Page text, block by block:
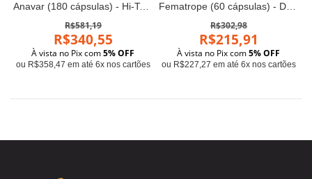
Anavar (180 cápsulas) - Hi-Tech Pharma
R$581,19
R$340,55
À vista no Pix com5% OFF
ou R$358,47 em até 6x nos cartões
Fematrope (60 cápsulas) - Dragon Pharma
R$302,98
R$215,91
À vista no Pix com5% OFF
ou R$227,27 em até 6x nos cartões